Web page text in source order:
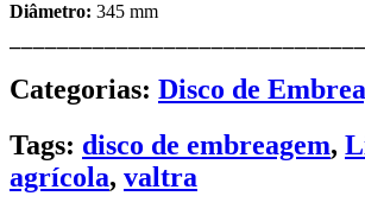
Diâmetro: 345 mm
Categorias: Disco de
Tags: disco de embreagem,
agrícola, valtra